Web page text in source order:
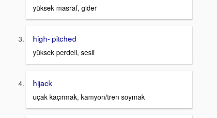
yüksek masraf, gider
high- pitched
yüksek perdeli, sesli
hijack
uçak kaçırmak, kamyon/tren soymak